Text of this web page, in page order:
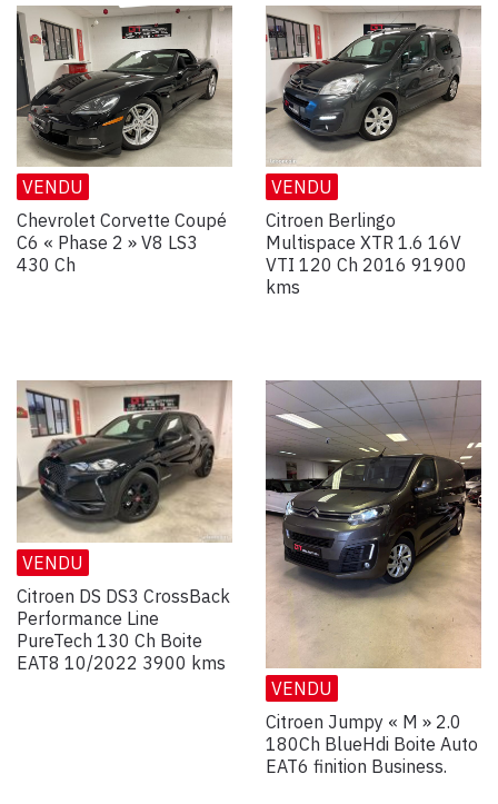
VENDU
Chevrolet Corvette Coupé
C6 « Phase 2 » V8 LS3
430 Ch
VENDU
Citroen Berlingo
Multispace XTR 1.6 16V
VTI 120 Ch 2016 91900
kms
VENDU
Citroen DS DS3 CrossBack
Performance Line
PureTech 130 Ch Boite
EAT8 10/2022 3900 kms
VENDU
Citroen Jumpy « M » 2.0
180Ch BlueHdi Boite Auto
EAT6 finition Business.